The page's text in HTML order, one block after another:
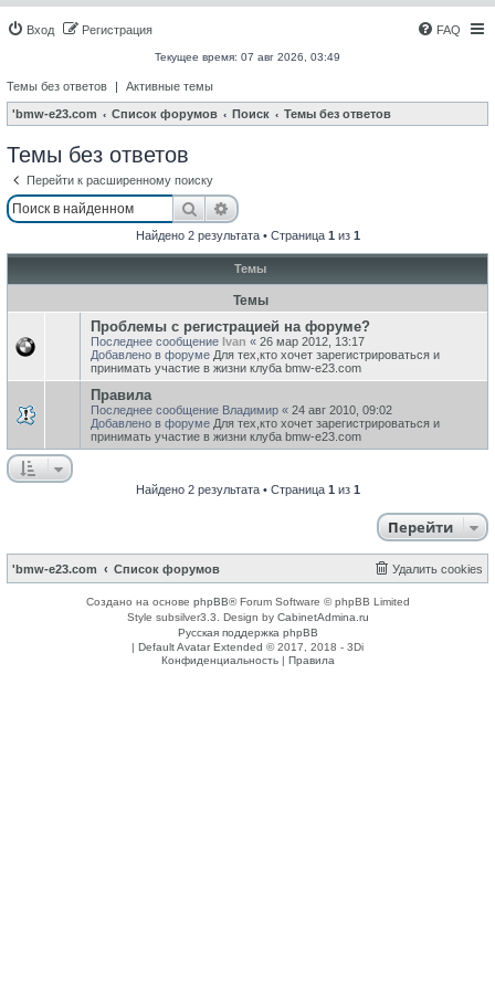
Вход Регистрация FAQ
Текущее время: 07 авг 2026, 03:49
Темы без ответов | Активные темы
'bmw-e23.com Список форумов Поиск Темы без ответов
Темы без ответов
Перейти к расширенному поиску
ПоискРасширенный поиск
Найдено 2 результата • Страница 1 из 1
Темы
Темы
Проблемы с регистрацией на форуме?
Последнее сообщение Ivan « 26 мар 2012, 13:17
Добавлено в форуме Для тех,кто хочет зарегистрироваться и
принимать участие в жизни клуба bmw-e23.com
Правила
Последнее сообщение Владимир « 24 авг 2010, 09:02
Добавлено в форуме Для тех,кто хочет зарегистрироваться и
принимать участие в жизни клуба bmw-e23.com
Найдено 2 результата • Страница 1 из 1
Перейти
'bmw-e23.com Список форумов Удалить cookies
Создано на основе phpBB® Forum Software © phpBB Limited
Style subsilver3.3. Design by CabinetAdmina.ru
Русская поддержка phpBB
| Default Avatar Extended © 2017, 2018 - 3Di
Конфиденциальность| Правила